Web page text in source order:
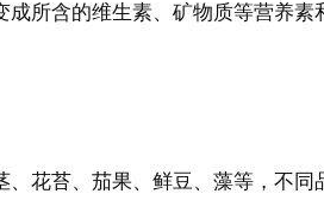
所含的维生素、矿物质等营养素
花苔、茄果、鲜豆、藻等，不同